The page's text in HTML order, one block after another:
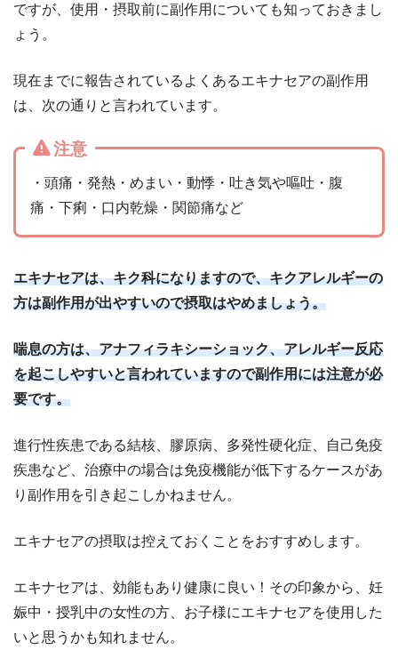
ですが、使用・摂取前に副作用についても知っておきまし
ょう。
現在までに報告されているよくあるエキナセアの副作用
は、次の通りと言われています。
注意
・頭痛・発熱・めまい・動悸・吐き気や嘔吐・腹
痛・下痢・口内乾燥・関節痛など
エキナセアは、キク科になりますので、キクアレルギーの
方は副作用が出やすいので摂取はやめましょう。
喘息の方は、アナフィラキシーショック、アレルギー反応
を起こしやすいと言われていますので副作用には注意が必
要です。
進行性疾患である結核、膠原病、多発性硬化症、自己免疫
疾患など、治療中の場合は免疫機能が低下するケースがあ
り副作用を引き起こしかねません。
エキナセアの摂取は控えておくことをおすすめします。
エキナセアは、効能もあり健康に良い！その印象から、妊
娠中・授乳中の女性の方、お子様にエキナセアを使用した
いと思うかも知れません。